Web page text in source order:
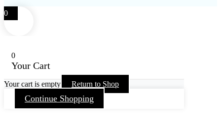
0
0
Your Cart
Your cart is empty Return to Shop
Continue Shopping